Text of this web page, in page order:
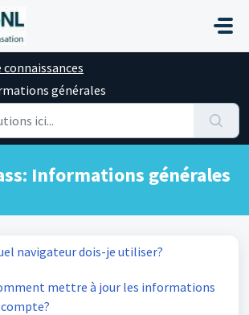
principal
connaissances
générales
Informations générales
navigateur dois-je utiliser?
mettre à jour les informations